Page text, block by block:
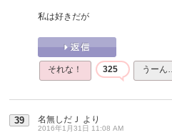
私は好きだが
それな！ 325 うーん…
39 名無しだＪ より
2016年1月31日 11:08 AM